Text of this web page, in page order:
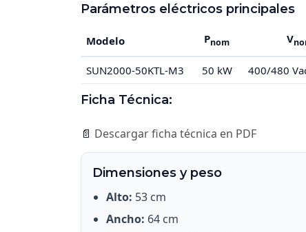
Parámetros eléctricos principales
Modelo Pnom V
SUN2000-50KTL-M3 50 kW 400/480
Ficha Técnica:
📄 Descargar ficha técnica en PDF
Dimensiones y peso
Alto: 53 cm
Ancho: 64 cm